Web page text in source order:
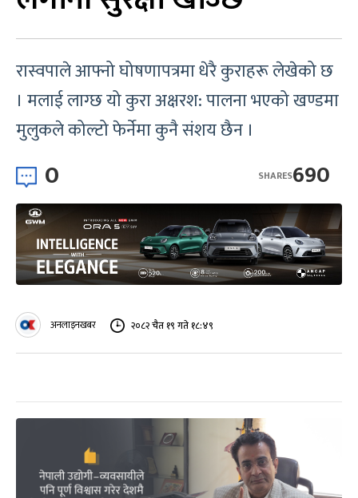
रास्वपाले आफ्नो घोषणापत्रमा धेरै कुराहरू लेखेको छ
। मलाई लाग्छ यो कुरा अक्षरश: पालना भएको खण्डमा
मुलुकले कोल्टो फेर्नेमा कुनै संशय छैन ।
0 690
SHARES
अनलाइनखबर २०८२ चैत १९ गते १८:४९